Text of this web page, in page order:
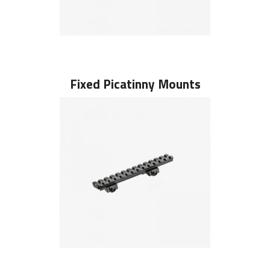
Fixed Picatinny Mounts